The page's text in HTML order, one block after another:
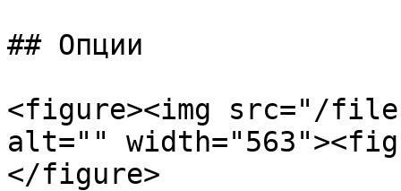
## Опции
<figure><img src="/files/
alt=""
</figure>